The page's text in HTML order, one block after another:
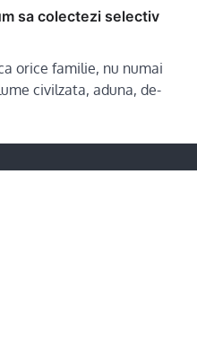
sa colectezi selectiv
orice familie, nu numai
civilzata, aduna, de-